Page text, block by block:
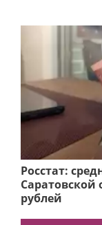
Росстат:
Саратовской
рублей